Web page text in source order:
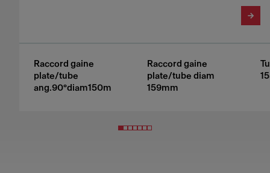
Raccord gaine
plate/tube
ang.90°diam150m
Raccord gaine
plate/tube diam
159mm